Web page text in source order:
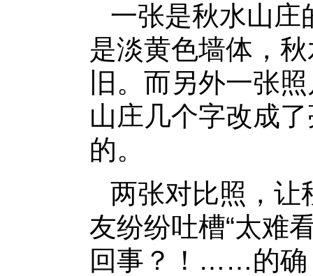
一张是秋水山庄
是淡黄色墙体，
旧。而另外一张
山庄几个字改成
的。
两张对比照，让
友纷纷吐槽“太难
回事？！……的确